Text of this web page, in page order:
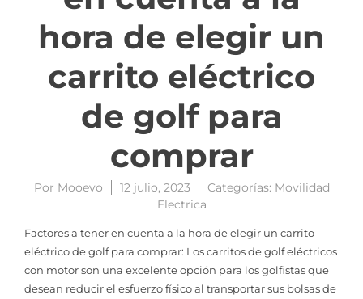
hora de elegir un
carrito eléctrico
de golf para
comprar
Por Mooevo 12 julio, 2023 Categorías: Movilidad
Electrica
Factores a tener en cuenta a la hora de elegir un carrito
eléctrico de golf para comprar: Los carritos de golf eléctricos
con motor son una excelente opción para los golfistas que
desean reducir el esfuerzo físico al transportar sus bolsas de